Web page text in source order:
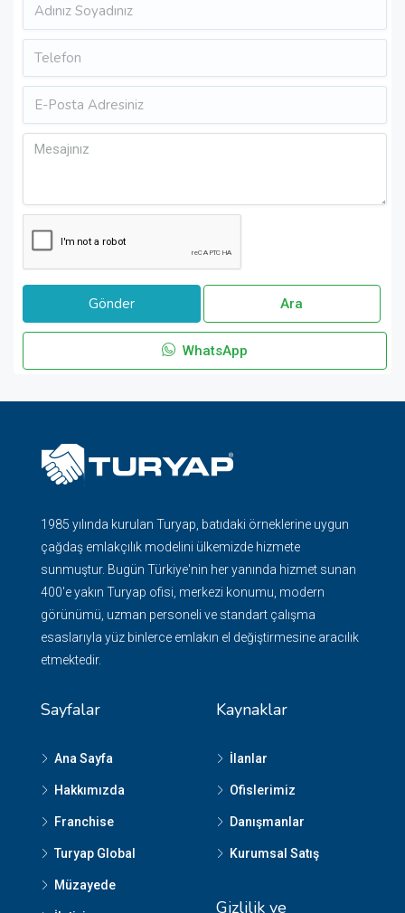
Ara
WhatsApp
1985 yılında kurulan Turyap, batıdaki örneklerine uygun
çağdaş emlakçılık modelini ülkemizde hizmete
sunmuştur. Bugün Türkiye'nin her yanında hizmet sunan
400'e yakın Turyap ofisi, merkezi konumu, modern
görünümü, uzman personeli ve standart çalışma
esaslarıyla yüz binlerce emlakın el değiştirmesine aracılık
etmektedir.
Sayfalar
Ana Sayfa
Hakkımızda
Franchise
Turyap Global
Müzayede
Kaynaklar
İlanlar
Ofislerimiz
Danışmanlar
Kurumsal Satış
Gizlilik ve